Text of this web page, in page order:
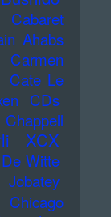
Cabaret
Ahabs
Carmen
Cate Le
CDs
Chappell
XCX
Witte
Jobatey
Chicago